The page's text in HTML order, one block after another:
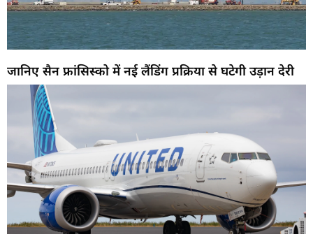
जानिए सैन फ्रांसिस्को में नई लैंडिंग प्रक्रिया से घटेगी उड़ान देरी